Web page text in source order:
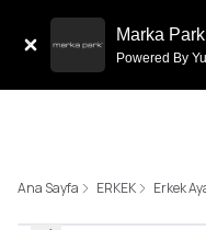
Marka Park
Powered By
Ana Sayfa ERKEK Erkek